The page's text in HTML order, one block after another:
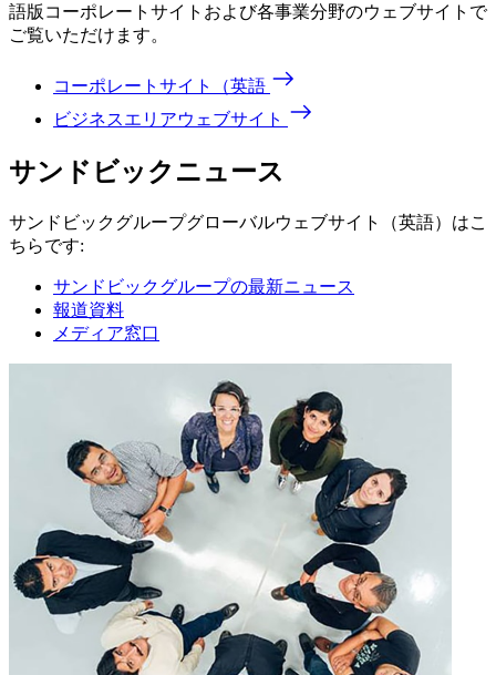
語版コーポレートサイトおよび各事業分野のウェブサイトで
ご覧いただけます。
コーポレートサイト（英語
ビジネスエリアウェブサイト
サンドビックニュース
サンドビックグループグローバルウェブサイト（英語）はこ
ちらです:
サンドビックグループの最新ニュース
報道資料
メディア窓口